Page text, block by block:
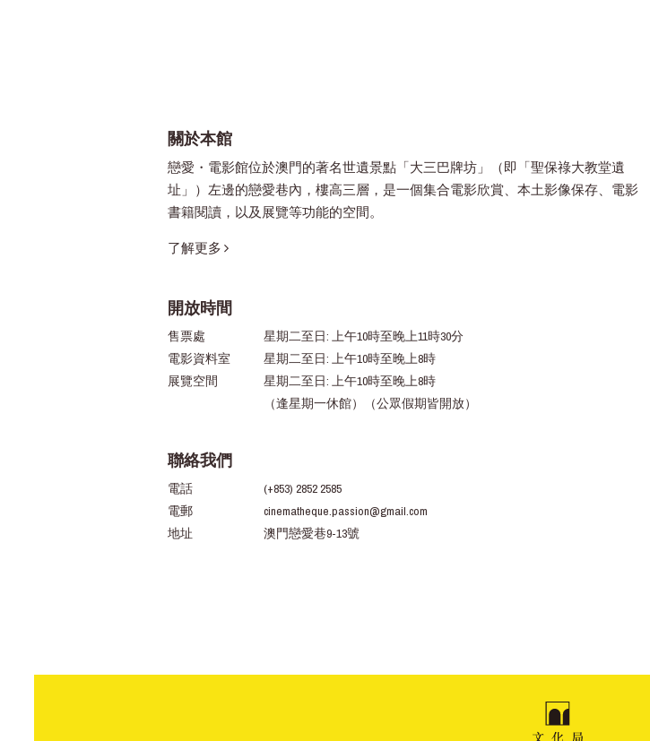
關於本館
戀愛・電影館位於澳門的著名世遺景點「大三巴牌坊」（即「聖保祿大教堂遺
址」）左邊的戀愛巷內，樓高三層，是一個集合電影欣賞、本土影像保存、電影
書籍閱讀，以及展覽等功能的空間。
了解更多
開放時間
售票處
星期二至日: 上午10時至晚上11時30分
電影資料室
星期二至日: 上午10時至晚上8時
展覽空間
星期二至日: 上午10時至晚上8時
（逢星期一休館）（公眾假期皆開放）
聯絡我們
電話
(+853) 2852 2585
電郵
cinematheque.passion@gmail.com
地址
澳門戀愛巷9-13號